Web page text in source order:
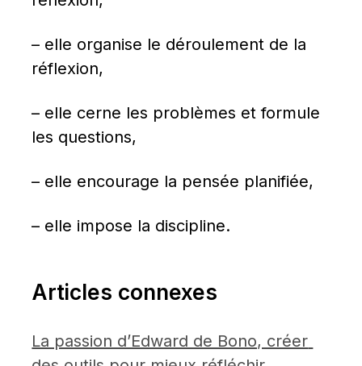
– elle organise le déroulement de la
réflexion,
– elle cerne les problèmes et formule
les questions,
– elle encourage la pensée planifiée,
– elle impose la discipline.
Articles connexes
La passion d’Edward de Bono, créer